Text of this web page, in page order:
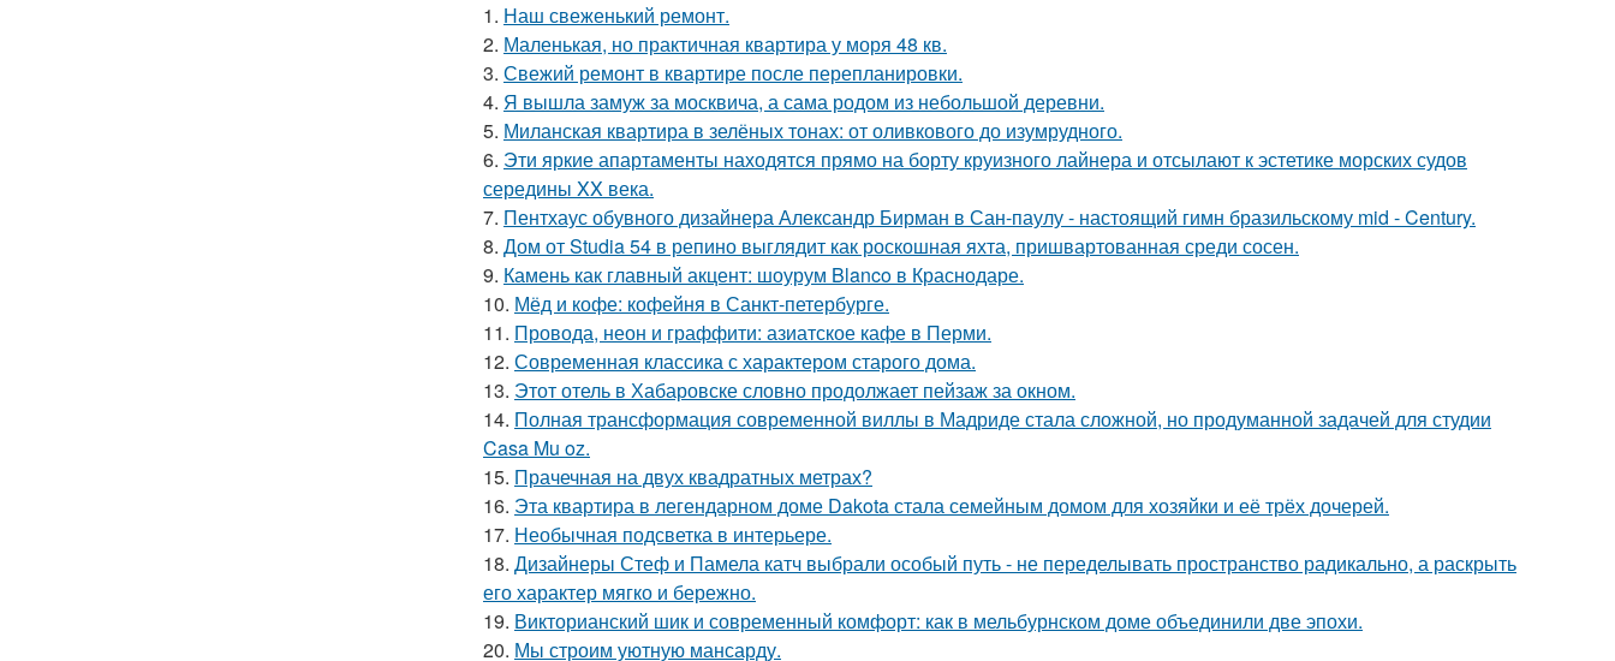
1. Наш свеженький ремонт.
2. Маленькая, но практичная квартира у моря 48 кв.
3. Свежий ремонт в квартире после перепланировки.
4. Я вышла замуж за москвича, а сама родом из небольшой деревни.
5. Миланская квартира в зелёных тонах: от оливкового до изумрудного.
6. Эти яркие апартаменты находятся прямо на борту круизного лайнера и отсылают к эстетике морских судов
середины XX века.
7. Пентхаус обувного дизайнера Александр Бирман в Сан-паулу - настоящий гимн бразильскому mid - Century.
8. Дом от Studia 54 в репино выглядит как роскошная яхта, пришвартованная среди сосен.
9. Камень как главный акцент: шоурум Blanco в Краснодаре.
10. Мёд и кофе: кофейня в Санкт-петербурге.
11. Провода, неон и граффити: азиатское кафе в Перми.
12. Современная классика с характером старого дома.
13. Этот отель в Хабаровске словно продолжает пейзаж за окном.
14. Полная трансформация современной виллы в Мадриде стала сложной, но продуманной задачей для студии
Casa Mu oz.
15. Прачечная на двух квадратных метрах?
16. Эта квартира в легендарном доме Dakota стала семейным домом для хозяйки и её трёх дочерей.
17. Необычная подсветка в интерьере.
18. Дизайнеры Стеф и Памела катч выбрали особый путь - не переделывать пространство радикально, а раскрыть
его характер мягко и бережно.
19. Викторианский шик и современный комфорт: как в мельбурнском доме объединили две эпохи.
20. Мы строим уютную мансарду.